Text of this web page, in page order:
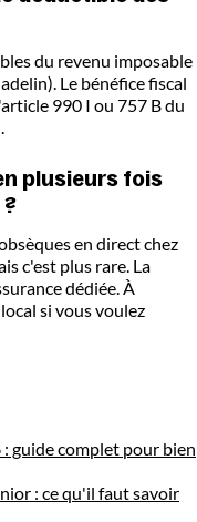
du revenu imposable
Le bénéfice fiscal
990 I ou 757 B du
plusieurs fois
en direct chez
c'est plus rare. La
dédiée. À
si vous voulez
guide complet pour bien
: ce qu'il faut savoir